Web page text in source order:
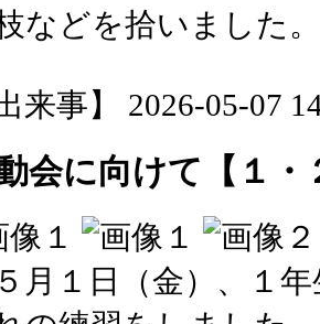
などを拾いました。
出来事】 2026-05-07
会に向けて【１・
月１日（金）、１年